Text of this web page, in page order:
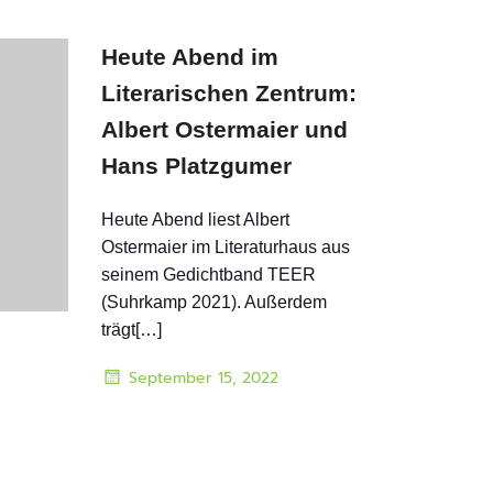
Heute Abend im
Literarischen Zentrum:
Albert Ostermaier und
Hans Platzgumer
Heute Abend liest Albert
Ostermaier im Literaturhaus aus
seinem Gedichtband TEER
(Suhrkamp 2021). Außerdem
trägt[…]
September 15, 2022